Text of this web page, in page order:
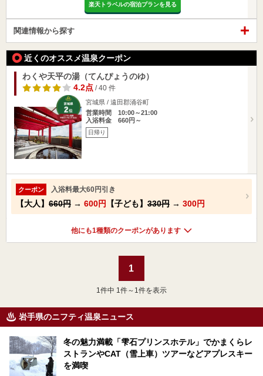
楽天トラベルの宿泊プランを見る
関連情報から探す
近くのオススメ温泉クーポン
わくや天平の湯（てんぴょうのゆ）
4.2点/ 40 件
宮城県 / 遠田郡涌谷町
営業時間 10:00～21:00
入浴料金 660円～
日帰り
クーポン 入浴料最大60円引き
【大人】 660円 → 600円 【子ども】 330円 → 300円
他にも1種類のクーポンがあります
1
1 件中 1件～1件を表示
岩手県のニフティ温泉ニュース
冬の魅力満載「雫石プリンスホテル」でかまくらレ
ストランやCAT（雪上車）ツアーなどアプレスキー
を満喫